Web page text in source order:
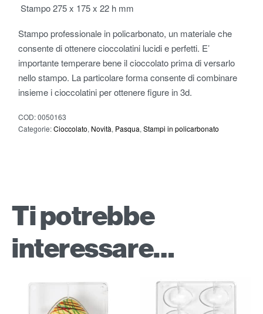
Stampo 275 x 175 x 22 h mm
Stampo professionale in policarbonato, un materiale che
consente di ottenere cioccolatini lucidi e perfetti. E’
importante temperare bene il cioccolato prima di versarlo
nello stampo. La particolare forma consente di combinare
insieme i cioccolatini per ottenere figure in 3d.
COD:0050163
Categorie:Cioccolato, Novità, Pasqua,Stampi in policarbonato
Ti potrebbe
interessare…